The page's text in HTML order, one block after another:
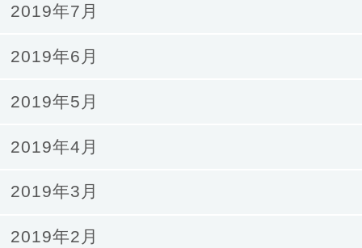
2019年7月
2019年6月
2019年5月
2019年4月
2019年3月
2019年2月